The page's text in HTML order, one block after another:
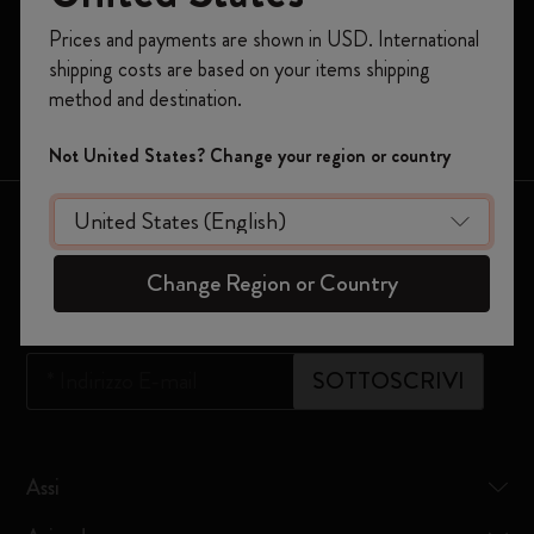
Moleskine Smart
Edizioni Limitate
Resta in contatto
Iscriviti alla nostra newsletter
SOTTOSCRIVI
Assi
spedizione gratuita sul tuo primo ordine
usando il codiceWELCOME10.
Crea un account Moleskine per avere accesso
ad offerte, vantaggi e tanta ispirazione.
Registrati!
Prices and payments are shown in USD. International
shipping costs are based on your items shipping
method and destination.
Not United States? Change your region or country
Change Region or Country